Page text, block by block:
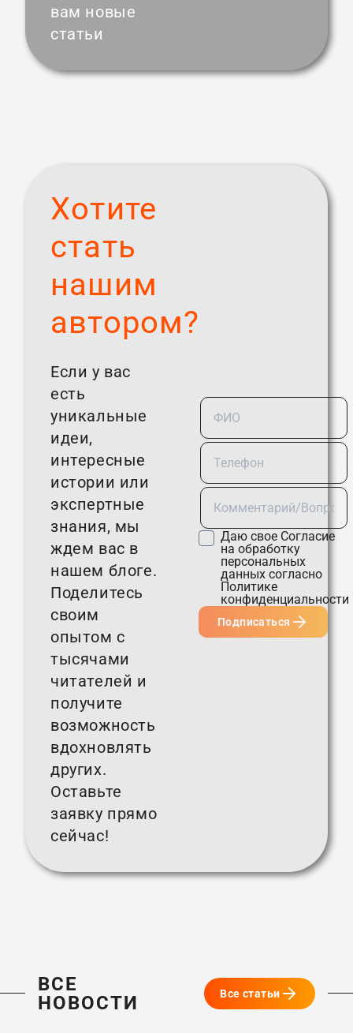
вам новые
статьи
Хотите
стать
нашим
автором?
Если у вас
есть
уникальные
идеи,
интересные
истории или
экспертные
знания, мы
ждем вас в
нашем блоге.
Поделитесь
своим
опытом с
тысячами
читателей и
получите
возможность
вдохновлять
других.
Оставьте
заявку прямо
сейчас!
Даю свое Согласие
на обработку
персональных
данных согласно
Политике
конфиденциальности
Подписаться
ВСЕ
НОВОСТИ
Все статьи